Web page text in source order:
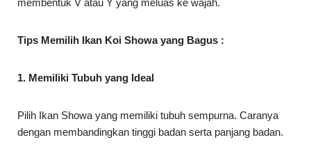
membentuk V atau Y yang meluas ke wajah.
Tips Memilih Ikan Koi Showa yang Bagus :
1. Memiliki Tubuh yang Ideal
Pilih Ikan Showa yang memiliki tubuh sempurna. Caranya
dengan membandingkan tinggi badan serta panjang badan.